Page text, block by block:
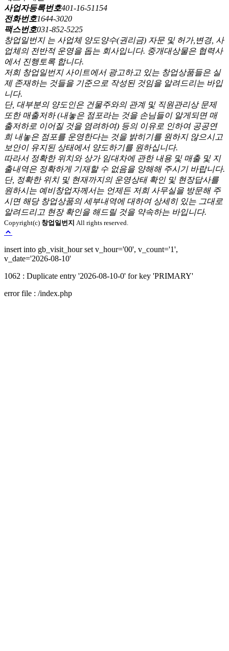
사업자등록번호401-16-51154
전화번호1644-3020
팩스번호031-852-5225
창업일번지 는 사업체 양도양수(권리금) 자문 및 허가,변경, 사
업체의 전반적 운영을 돕는 회사입니다. 중개대상물은 협력사
에서 진행토록 합니다.
저희 창업일번지 사이트에서 광고하고 있는 창업상품들은 실
제 존재하는 것들을 기준으로 작성된 것임을 알려드리는 바입
니다.
단, 대부분의 양도인은 건물주와의 관계 및 직원관리상 문제
또한 매출저하 (내놓은 점포라는 것을 손님들이 알게되면 매
출저하로 이어질 것을 염려하여) 등의 이유로 인하여 공공연
희 내놓은 점포를 운영한다는 것을 밝히기를 원하지 않으시고
보안이 유지된 상태에서 양도하기를 원하십니다.
따라서 정확한 위치와 상가 임대차에 관한 내용 및 매출 및 지
출내역은 정확하게 기재할 수 없음을 양해해 주시기 바랍니다.
단, 정확한 위치 및 현재까지의 운영상태 확인 및 현장답사를
원하시는 예비창업자께서는 언제든 저희 사무실을 방문해 주
시면 해당 창업상품의 세부내역에 대하여 상세히 있는 그대로
알려드리고 현장 확인을 해드릴 것을 약속하는 바입니다.
Copyright(c) 창업일번지 All rights reserved.
insert into gb_visit_hour set v_hour='00', v_count='1',
v_date='2026-08-10'
1062 : Duplicate entry '2026-08-10-0' for key 'PRIMARY'
error file : /index.php